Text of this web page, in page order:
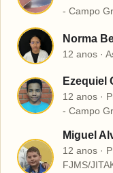
- Campo
N Norma
12 anos ·
E
Ezequiel
12 anos ·
- Campo
M
Miguel
12 anos ·
FJMS/